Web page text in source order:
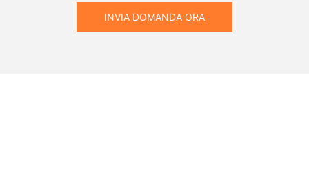
INVIA DOMANDA ORA